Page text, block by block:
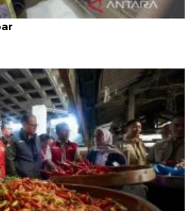
Saber cek harga dan stok